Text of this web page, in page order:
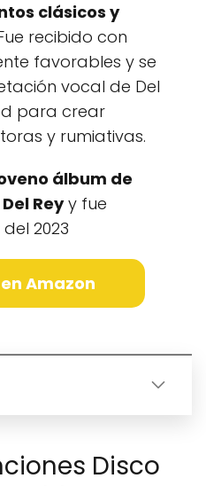
clásicos y
recibido con
favorables y se
vocal de Del
para crear
y rumiativas.
álbum de
Reyy fue
2023
Amazon
Disco